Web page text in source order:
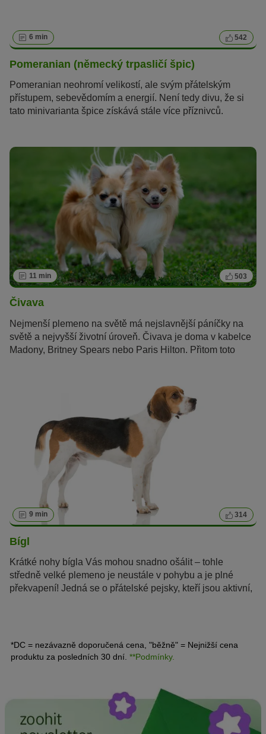
6 min 542
Pomeranian (německý trpasličí špic)
Pomeranian neohromí velikostí, ale svým přátelským
přístupem, sebevědomím a energií. Není tedy divu, že si
tato minivarianta špice získává stále více příznivců.
11 min 503
Čivava
Nejmenší plemeno na světě má nejslavnější páníčky na
světě a nejvyšší životní úroveň. Čivava je doma v kabelce
Madony, Britney Spears nebo Paris Hilton. Přitom toto
9 min 314
Bígl
Krátké nohy bígla Vás mohou snadno ošálit – tohle
středně velké plemeno je neustále v pohybu a je plné
překvapení! Jedná se o přátelské pejsky, kteří jsou aktivní,
*DC = nezávazně doporučená cena, "běžně" = Nejnižší cena
produktu za posledních 30 dní. **Podmínky.